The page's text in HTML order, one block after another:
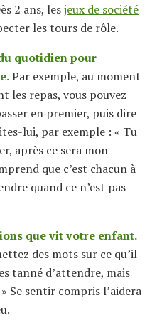
2 ans, lesjeux de société
les tours de rôle.
quotidien pour
Par exemple, au moment
les repas, vous pouvez
en premier, puis dire
lui, par exemple : « Tu
après ce sera mon
que c’est chacun à
quand ce n’est pas
que vit votre enfant.
des mots sur ce qu’il
tanné d’attendre, mais
Se sentir compris l’aidera